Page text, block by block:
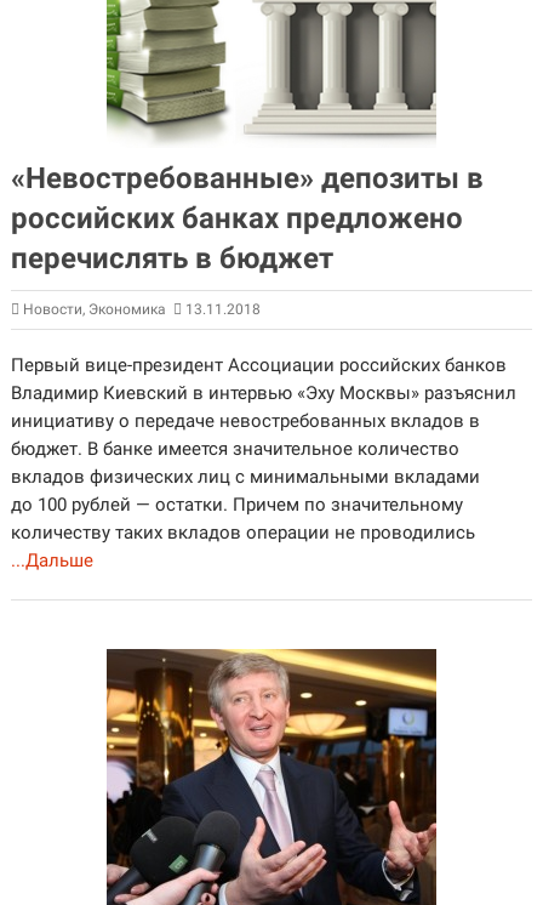
«Невостребованные» депозиты в
российских банках предложено
перечислять в бюджет
Новости, Экономика 13.11.2018
Первый вице-президент Ассоциации российских банков
Владимир Киевский в интервью «Эху Москвы» разъяснил
инициативу о передаче невостребованных вкладов в
бюджет. В банке имеется значительное количество
вкладов физических лиц с минимальными вкладами
до 100 рублей — остатки. Причем по значительному
количеству таких вкладов операции не проводились
...Дальше